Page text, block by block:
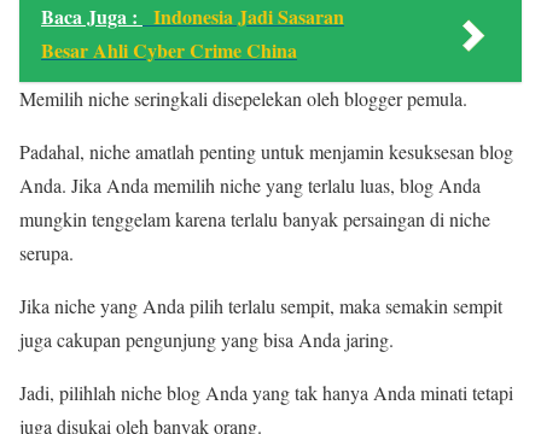
Baca Juga :
Indonesia Jadi Sasaran
Besar Ahli Cyber Crime China
Memilih niche seringkali disepelekan oleh blogger pemula.
Padahal, niche amatlah penting untuk menjamin kesuksesan blog
Anda. Jika Anda memilih niche yang terlalu luas, blog Anda
mungkin tenggelam karena terlalu banyak persaingan di niche
serupa.
Jika niche yang Anda pilih terlalu sempit, maka semakin sempit
juga cakupan pengunjung yang bisa Anda jaring.
Jadi, pilihlah niche blog Anda yang tak hanya Anda minati tetapi
juga disukai oleh banyak orang.